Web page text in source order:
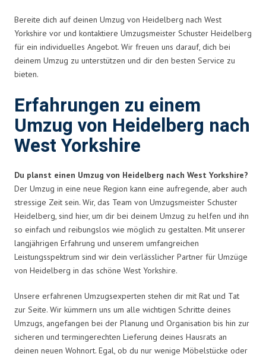
Bereite dich auf deinen Umzug von Heidelberg nach West
Yorkshire vor und kontaktiere Umzugsmeister Schuster Heidelberg
für ein individuelles Angebot. Wir freuen uns darauf, dich bei
deinem Umzug zu unterstützen und dir den besten Service zu
bieten.
Erfahrungen zu einem
Umzug von Heidelberg nach
West Yorkshire
Du planst einen Umzug von Heidelberg nach West Yorkshire?
Der Umzug in eine neue Region kann eine aufregende, aber auch
stressige Zeit sein. Wir, das Team von Umzugsmeister Schuster
Heidelberg, sind hier, um dir bei deinem Umzug zu helfen und ihn
so einfach und reibungslos wie möglich zu gestalten. Mit unserer
langjährigen Erfahrung und unserem umfangreichen
Leistungsspektrum sind wir dein verlässlicher Partner für Umzüge
von Heidelberg in das schöne West Yorkshire.
Unsere erfahrenen Umzugsexperten stehen dir mit Rat und Tat
zur Seite. Wir kümmern uns um alle wichtigen Schritte deines
Umzugs, angefangen bei der Planung und Organisation bis hin zur
sicheren und termingerechten Lieferung deines Hausrats an
deinen neuen Wohnort. Egal, ob du nur wenige Möbelstücke oder